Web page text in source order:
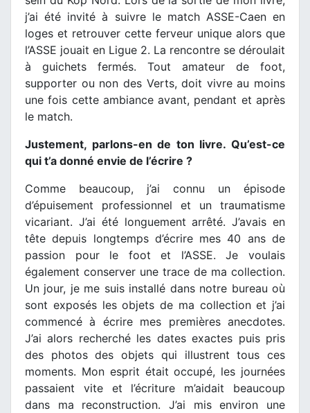
j’ai été invité à suivre le match ASSE-Caen en
loges et retrouver cette ferveur unique alors que
l’ASSE jouait en Ligue 2. La rencontre se déroulait
à guichets fermés. Tout amateur de foot,
supporter ou non des Verts, doit vivre au moins
une fois cette ambiance avant, pendant et après
le match.
Justement, parlons-en de ton livre. Qu’est-ce
qui t’a donné envie de l’écrire ?
Comme beaucoup, j’ai connu un épisode
d’épuisement professionnel et un traumatisme
vicariant. J’ai été longuement arrêté. J’avais en
tête depuis longtemps d’écrire mes 40 ans de
passion pour le foot et l’ASSE. Je voulais
également conserver une trace de ma collection.
Un jour, je me suis installé dans notre bureau où
sont exposés les objets de ma collection et j’ai
commencé à écrire mes premières anecdotes.
J’ai alors recherché les dates exactes puis pris
des photos des objets qui illustrent tous ces
moments. Mon esprit était occupé, les journées
passaient vite et l’écriture m’aidait beaucoup
dans ma reconstruction. J’ai mis environ une